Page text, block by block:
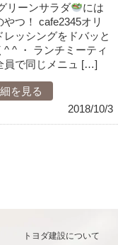
リーンサラダ
には
やつ！ cafe2345オリ
レッシングをドバッと
^ ^ ・ ランチミーティ
員で同じメニュ […]
を見る
2018/10/3
トヨダ建設について